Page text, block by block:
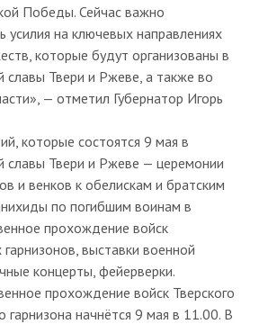
Победы. Сейчас важно
усилия на ключевых направлениях
которые будут организованы в
славы Твери и Ржеве, а также во
— отметил Губернатор Игорь
которые состоятся 9 мая в
славы Твери и Ржеве — церемонии
и венков к обелискам и братским
по погибшим воинам в
прохождение войск
выставки военной
концерты, фейерверки.
прохождение войск Тверского
гарнизона начнётся 9 мая в 11.00. В